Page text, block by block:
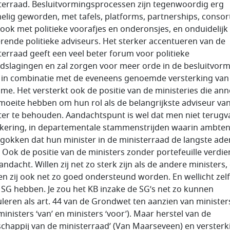
Besluitvormingsprocessen zijn tegenwoordig erg
geworden, met tafels, platforms, partnerships,
met politieke voorafjes en onderonsjes, en onduidelijk
politieke adviseurs. Het sterker accentueren van de
geeft een veel beter forum voor politieke
en zal zorgen voor meer orde in de
combinatie met de eveneens genoemde versterking
Het versterkt ook de positie van de ministeries die
hebben om hun rol als de belangrijkste adviseur
te behouden. Aandachtspunt is wel dat men niet
in departementale stammenstrijden waarin
dat hun minister in de ministerraad de langste
de positie van de ministers zonder portefeuille
Willen zij net zo sterk zijn als de andere ministers,
zij ook net zo goed ondersteund worden. En wellicht
hebben. Je zou het KB inzake de SG’s net zo kunnen
als art. 44 van de Grondwet ten aanzien van
‘van’ en ministers ‘voor’). Maar herstel van de
van de ministerraad’ (Van Maarseveen) en